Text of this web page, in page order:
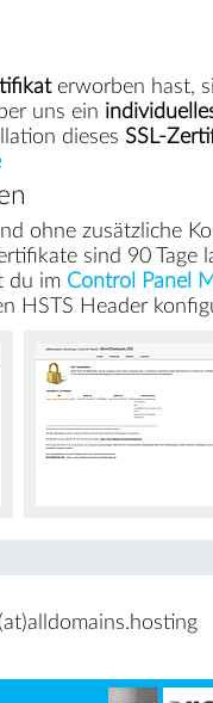
erworben hast,
uns ein
dieses SSL-
ohne zusätzliche
sind 90 Tage
du im Control Panel
HSTS Header